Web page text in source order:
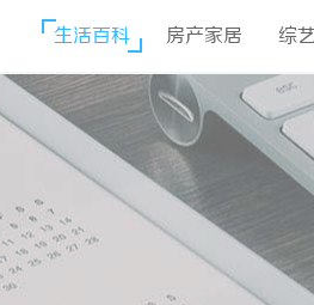
生活百科 房产家居 综